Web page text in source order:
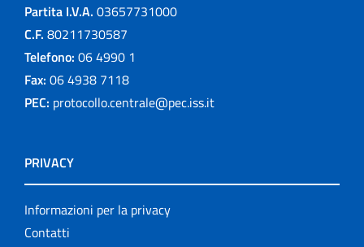
Partita I.V.A. 03657731000
C.F. 80211730587
Telefono: 06 4990 1
Fax: 06 4938 7118
PEC: protocollo.centrale@pec.iss.it
PRIVACY
Informazioni per la privacy
Contatti